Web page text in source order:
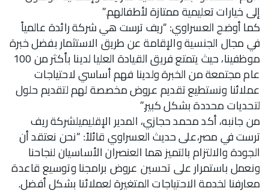
إلى خيارات تعليمية ممتازة لأطفالهم.”
كما أوضح العسراوي: “ريف ترست هي شركة رائدة عالمياً
في مجال الجنسية والإقامة عن طريق الاستثمار بفضل خبرة
موظفينا، حيث يتمتع فريق القيادة العليا لدينا بأكثر من 100
عام مجتمعة من الخبرة ولدينا فهم أساسي لاحتياجات
عملائنا ونستطيع تقديم عروض مخصصة لهم لتقديم حلول
لتحديات محددة بشكل كبير.”
من جانبه، أكد محمد حجازي، المدير الإقليميلشركة ريف
ترست في مصر،على حديث العسراوي قائلاً: “نحن نعتقد أن
الجودة والالتزام بالتميز هما العنصران الأساسيان لنجاحنا
ونعمل باستمرار على تحسين عروض برامجنا وتوسيع قاعدة
معارفنا لخدمة الاحتياجات المتغيرة لعملائنا بشكل أفضل.